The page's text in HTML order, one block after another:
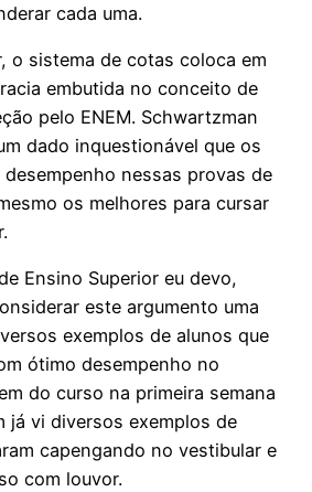
cada uma.
o sistema de cotas coloca em
embutida no conceito de
pelo ENEM. Schwartzman
dado inquestionável que os
nessas provas de
os melhores para cursar
Ensino Superior eu devo,
este argumento uma
exemplos de alunos que
ótimo desempenho no
do curso na primeira semana
já vi diversos exemplos de
capengando no vestibular e
com louvor.